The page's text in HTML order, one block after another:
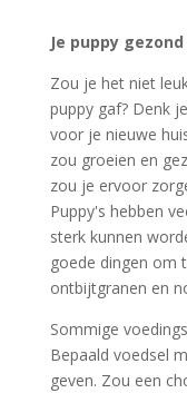
Je puppy
Zou je het niet
puppy gaf? Denk
voor je nieuwe
zou groeien en
zou je ervoor
Puppy's hebben
sterk kunnen
goede dingen om
ontbijtgranen en
Sommige
Bepaald voedsel
geven. Zou een